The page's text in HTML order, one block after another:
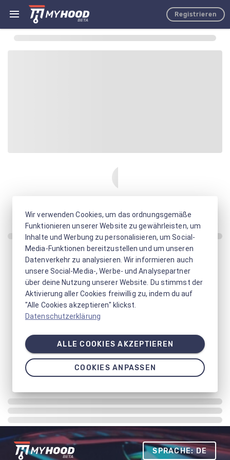
Registrieren
SPRACHE: DE
Wir verwenden Cookies, um das ordnungsgemäße
Funktionieren unserer Website zu gewährleisten, um
Inhalte und Werbung zu personalisieren, um Social-
Media-Funktionen bereitzustellen und um unseren
Datenverkehr zu analysieren. Wir informieren auch
unsere Social-Media-, Werbe- und Analysepartner
über deine Nutzung unserer Website. Du stimmst der
Aktivierung aller Cookies freiwillig zu, indem du auf
"Alle Cookies akzeptieren" klickst.
Datenschutzerklärung
ALLE COOKIES AKZEPTIEREN
COOKIES ANPASSEN